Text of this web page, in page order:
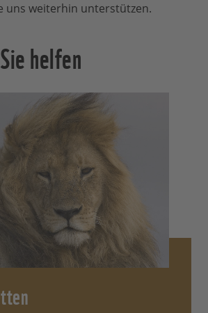
uns weiterhin unterstützen.
helfen